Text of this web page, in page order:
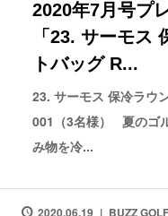
2020年7月号プ
「23. サーモス
トバッグ R...
23. サーモス 保冷ラウ
001（3名様） 夏のゴ
み物を冷...
2020.06.19 BUZZ GOLF